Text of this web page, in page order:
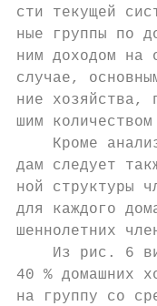
сти текущей
ные группы по
ним доходом
случае,
ние хозяйства,
шим
Кроме
дам следует
ной структуры
для каждого
шеннолетних
Из рис. 6
40 % домашних
на группу со